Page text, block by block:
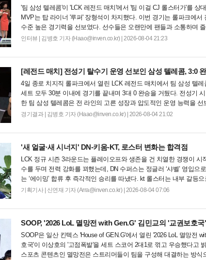
'팀 삼성 텔레콤'이 'LCK 레전드 매치'에서 '팀 이걸 CJ 롤스터가'를 상
MVP는 탑 라이너 '루퍼' 장형석이 차지했다. 이번 경기는 롤파크에
수준 높은 경기력을 선보였다. 선수들은 오랜만에 팬들과 소통하며
레전드 매치가 다시 열리기를 희망하며 경기를 성공적으로 마무리했
인터뷰 김병호 기자 (Haao@inven.co.kr) | 2026-08-04 21:23
[레전드 매치]전성기 탈수기 운영 선보인 삼성 텔레콤, 3:0
4일 종로 치지직 롤파크에서 열린 LCK 레전드 매치에서 팀 삼성 텔
세트 모두 30분 이내에 경기를 끝내며 3대 0 완승을 거뒀다. 전성기
한 팀 삼성 텔레콤은 전 라인의 고른 성장과 압도적인 운영 능력을
드 픽까지 완벽하게 가져오며 압도적인 경기력으로 승리를 확정 지었
경기결과 김병호 기자 (Haao@inven.co.kr) | 2026-08-04 21:02
'새 얼굴·새 시너지' DN-키움-KT, 로스터 변화는 합격점
LCK 정규 시즌 3라운드는 플레이오프와 생존을 건 치열한 경쟁이
수를 두며 전력 강화를 꾀했는데, DN 수퍼스는 정글러 ‘샤벨’ 영입으
는 ‘에이밍’ 합류 후 즉각적인 승리를 따냈다. kt 롤스터는 내부 갈등
한화생명을 연파하며 우려를 불식시켰다. 오는 5일부터 3라운드 2주
기획기사 신연재 기자 (Arra@inven.co.kr) | 2026-08-04 07:06
SOOP, '2026 LoL 멸망전 with Gen.G' 김민교의 '교권보호
SOOP은 일산 킨텍스 'House of GEN.G'에서 열린 '2026 LoL 멸망전
호국'이 이상호의 '고점폭발'을 세트 스코어 2대1로 꺾고 우승했다고
스포츠 콘텐츠인 멸망전은 스트리머들이 팀을 구성해 대결하는 방식